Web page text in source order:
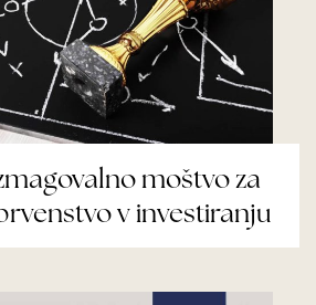
moštvo za
v investiranju